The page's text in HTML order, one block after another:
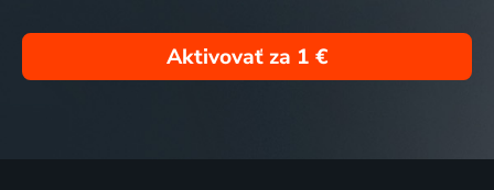
Aktivovať za 1 €